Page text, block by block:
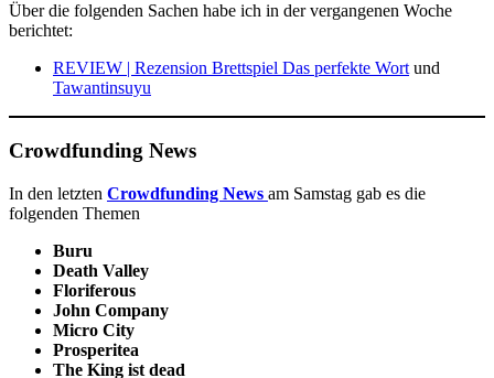
Über die folgenden Sachen habe ich in der vergangenen Woche
berichtet:
REVIEW | Rezension Brettspiel Das perfekte Wortund
Tawantinsuyu
Crowdfunding News
In den letzten Crowdfunding News am Samstag gab es die
folgenden Themen
Buru
Death Valley
Floriferous
John Company
Micro City
Prosperitea
The King ist dead